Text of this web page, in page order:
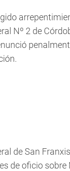
Nº 2 de
de San
de oficio sobre